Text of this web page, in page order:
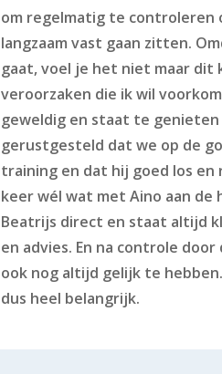
om regelmatig te controleren
langzaam vast gaan zitten.
gaat, voel je het niet maar dit
veroorzaken die ik wil
geweldig en staat te genieten
gerustgesteld dat we op de
training en dat hij goed los
keer wél wat met Aino aan de
Beatrijs direct en staat altijd
en advies. En na controle
ook nog altijd gelijk te
dus heel belangrijk.